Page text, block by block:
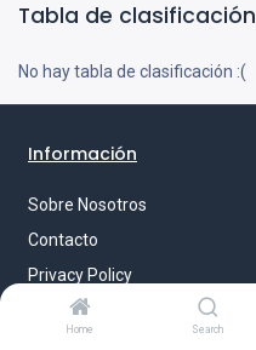
Home Search
Tabla de clasificación
No hay tabla de clasificación :(
Información
Sobre Nosotros
Contacto
Privacy Policy
Aviso Legal